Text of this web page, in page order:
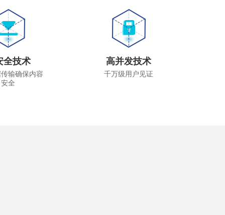
全技术
输确保内容
安全
高并发技术
千万级用户见证